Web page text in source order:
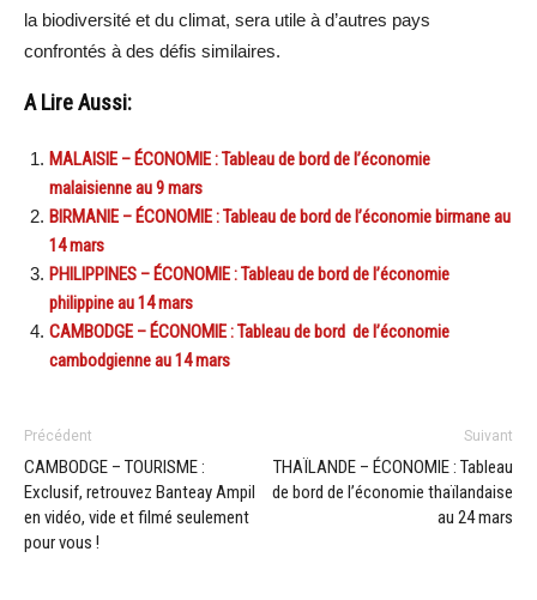
la biodiversité et du climat, sera utile à d’autres pays
confrontés à des défis similaires.
A Lire Aussi:
MALAISIE – ÉCONOMIE : Tableau de bord de l’économie
malaisienne au 9 mars
BIRMANIE – ÉCONOMIE : Tableau de bord de l’économie birmane au
14 mars
PHILIPPINES – ÉCONOMIE : Tableau de bord de l’économie
philippine au 14 mars
CAMBODGE – ÉCONOMIE : Tableau de bord de l’économie
cambodgienne au 14 mars
Précédent
CAMBODGE – TOURISME :
Exclusif, retrouvez Banteay Ampil
en vidéo, vide et filmé seulement
pour vous !
Suivant
THAÏLANDE – ÉCONOMIE : Tableau
de bord de l’économie thaïlandaise
au 24 mars